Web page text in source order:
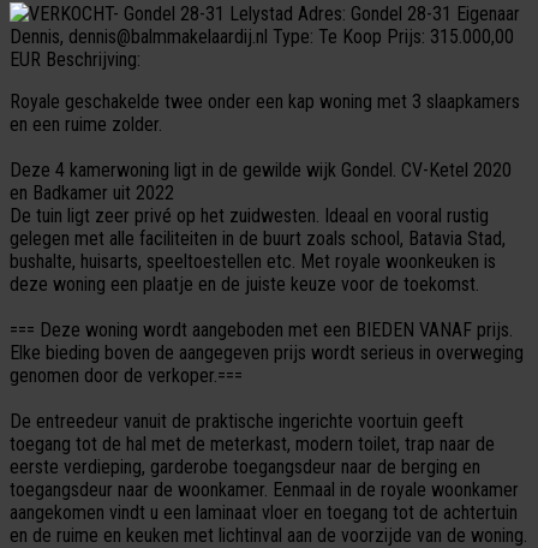
Adres: Gondel 28-31 Eigenaar
Dennis, dennis@balmmakelaardij.nl Type: Te Koop Prijs: 315.000,00
EUR Beschrijving:
Royale geschakelde twee onder een kap woning met 3 slaapkamers
en een ruime zolder.
Deze 4 kamerwoning ligt in de gewilde wijk Gondel. CV-Ketel 2020
en Badkamer uit 2022
De tuin ligt zeer privé op het zuidwesten. Ideaal en vooral rustig
gelegen met alle faciliteiten in de buurt zoals school, Batavia Stad,
bushalte, huisarts, speeltoestellen etc. Met royale woonkeuken is
deze woning een plaatje en de juiste keuze voor de toekomst.
=== Deze woning wordt aangeboden met een BIEDEN VANAF prijs.
Elke bieding boven de aangegeven prijs wordt serieus in overweging
genomen door de verkoper.===
De entreedeur vanuit de praktische ingerichte voortuin geeft
toegang tot de hal met de meterkast, modern toilet, trap naar de
eerste verdieping, garderobe toegangsdeur naar de berging en
toegangsdeur naar de woonkamer. Eenmaal in de royale woonkamer
aangekomen vindt u een laminaat vloer en toegang tot de achtertuin
en de ruime en keuken met lichtinval aan de voorzijde van de woning.